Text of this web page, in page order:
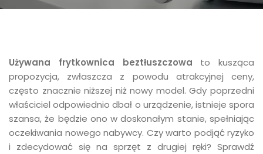
Używana frytkownica beztłuszczowa to kusząca
propozycja, zwłaszcza z powodu atrakcyjnej ceny,
często znacznie niższej niż nowy model. Gdy poprzedni
właściciel odpowiednio dbał o urządzenie, istnieje spora
szansa, że będzie ono w doskonałym stanie, spełniając
oczekiwania nowego nabywcy. Czy warto podjąć ryzyko
i zdecydować się na sprzęt z drugiej ręki? Sprawdź